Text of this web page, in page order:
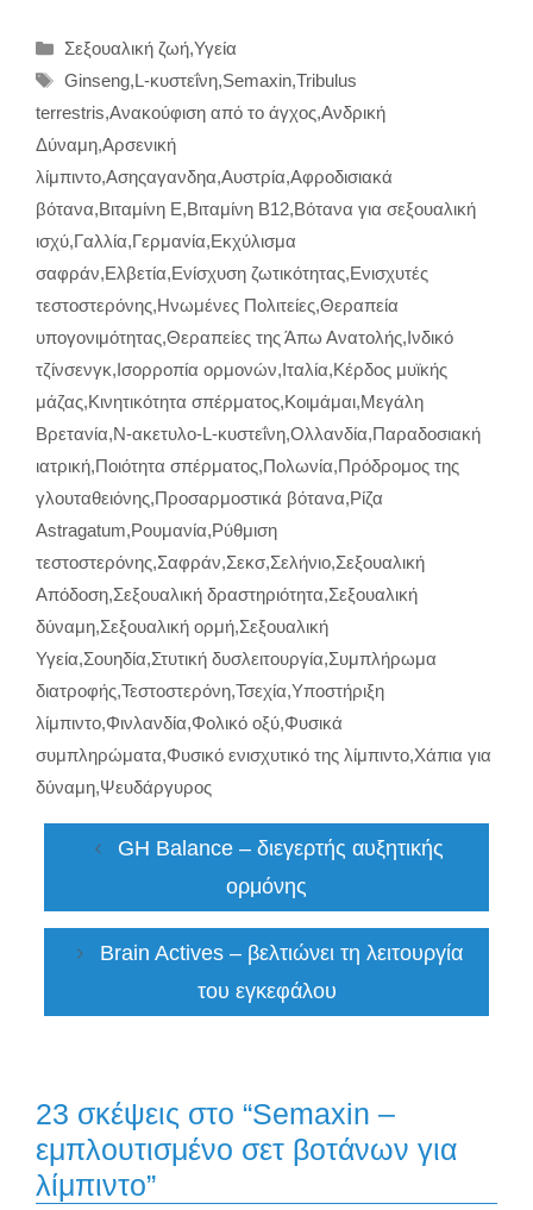
Κατηγορίες
Σεξουαλική ζωή,Υγεία
Ετικέτες
Ginseng,L-κυστεΐνη,Semaxin,Tribulus
terrestris,Ανακούφιση από το άγχος,Ανδρική
Δύναμη,Αρσενική
λίμπιντο,Ασηςαγανδηα,Αυστρία,Αφροδισιακά
βότανα,Βιταμίνη E,Βιταμίνη Β12,Βότανα για σεξουαλική
ισχύ,Γαλλία,Γερμανία,Εκχύλισμα
σαφράν,Ελβετία,Ενίσχυση ζωτικότητας,Ενισχυτές
τεστοστερόνης,Ηνωμένες Πολιτείες,Θεραπεία
υπογονιμότητας,Θεραπείες της Άπω Ανατολής,Ινδικό
τζίνσενγκ,Ισορροπία ορμονών,Ιταλία,Κέρδος μυϊκής
μάζας,Κινητικότητα σπέρματος,Κοιμάμαι,Μεγάλη
Βρετανία,Ν-ακετυλο-L-κυστεΐνη,Ολλανδία,Παραδοσιακή
ιατρική,Ποιότητα σπέρματος,Πολωνία,Πρόδρομος της
γλουταθειόνης,Προσαρμοστικά βότανα,Ρίζα
Astragatum,Ρουμανία,Ρύθμιση
τεστοστερόνης,Σαφράν,Σεκσ,Σελήνιο,Σεξουαλική
Απόδοση,Σεξουαλική δραστηριότητα,Σεξουαλική
δύναμη,Σεξουαλική ορμή,Σεξουαλική
Υγεία,Σουηδία,Στυτική δυσλειτουργία,Συμπλήρωμα
διατροφής,Τεστοστερόνη,Τσεχία,Υποστήριξη
λίμπιντο,Φινλανδία,Φολικό οξύ,Φυσικά
συμπληρώματα,Φυσικό ενισχυτικό της λίμπιντο,Χάπια για
δύναμη,Ψευδάργυρος
GH Balance – διεγερτής αυξητικής
ορμόνης
Brain Actives – βελτιώνει τη λειτουργία
του εγκεφάλου
23 σκέψεις στο “Semaxin –
εμπλουτισμένο σετ βοτάνων για
λίμπιντο”